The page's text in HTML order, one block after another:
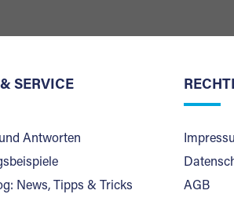
SERVICE
Antworten
News, Tipps & Tricks
AGB